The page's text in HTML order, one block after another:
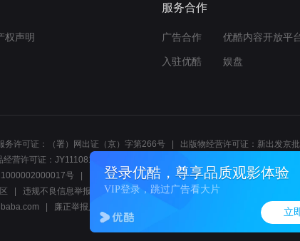
登录优酷，尊享品质观影体验
VIP登录，跳过广告看大片
立
权声明
服务合作
广告合作 优酷内容开放平
入驻优酷 娱盘
务许可证：（署）网出证（京）字第266号
出版物经营许可证：新出发京
经营许可证：JY11108122976214
号 网络110报警服务 北京互联网举报中心
北京
违规不良信息举报:电话4008100580、邮箱
廉正举报入口 廉正举报邮箱：wenyulianzheng@alibaba-